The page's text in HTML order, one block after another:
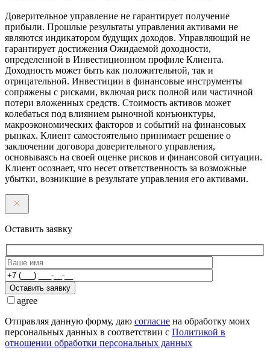
Доверительное управление не гарантирует получение
прибыли. Прошлые результаты управления активами не
являются индикатором будущих доходов. Управляющий не
гарантирует достижения Ожидаемой доходности,
определенной в Инвестиционном профиле Клиента.
Доходность может быть как положительной, так и
отрицательной. Инвестиции в финансовые инструменты
сопряжены с рисками, включая риск полной или частичной
потери вложенных средств. Стоимость активов может
колебаться под влиянием рыночной конъюнктуры,
макроэкономических факторов и событий на финансовых
рынках. Клиент самостоятельно принимает решение о
заключении договора доверительного управления,
основываясь на своей оценке рисков и финансовой ситуации.
Клиент осознает, что несет ответственность за возможные
убытки, возникшие в результате управления его активами.
Оставить заявку
Оставить заявку
agree
Отправляя данную форму, даю согласие на обработку моих
персональных данных в соответствии с Политикой в
отношении обработки персональных данных